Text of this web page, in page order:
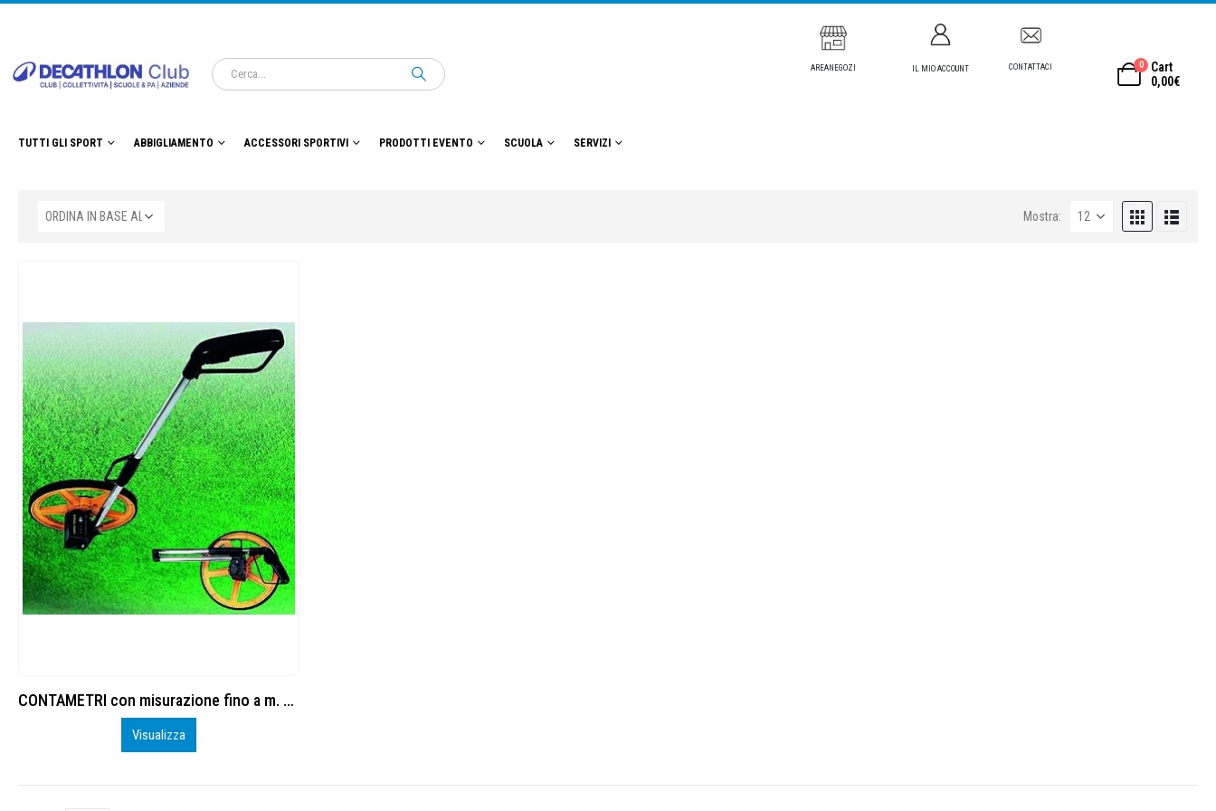
AREANEGOZI IL MIO ACCOUNT CONTATTACI 0
Cart
0,00€
TUTTI GLI SPORT ABBIGLIAMENTO ACCESSORI SPORTIVI PRODOTTI EVENTO SCUOLA SERVIZI
Mostra:
CONTAMETRI con misurazione fino a m. 9999
Visualizza